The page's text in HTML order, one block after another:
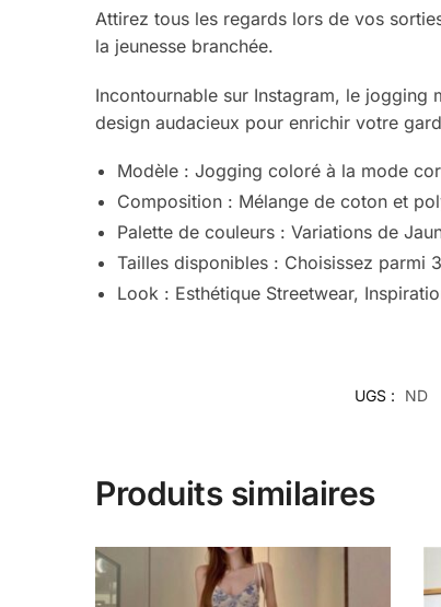
Attirez tous les regards lors de vos
la jeunesse branchée.
Incontournable sur Instagram, le
design audacieux pour enrichir votre
Modèle : Jogging coloré à la mode
Composition : Mélange de coton et
Palette de couleurs : Variations de
Tailles disponibles : Choisissez parmi
Look : Esthétique Streetwear,
UGS : ND
Produits similaires